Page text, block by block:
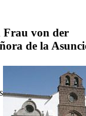
Frau von der
de la